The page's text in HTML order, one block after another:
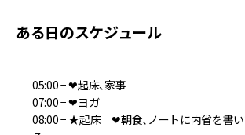
ある日のスケジュール
05:00 − ❤︎起床、家事
07:00 − ❤︎ヨガ
08:00 − ★起床 ❤︎朝食、ノートに内省を書